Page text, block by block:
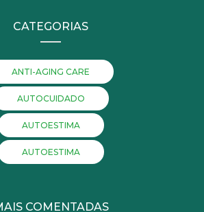
CATEGORIAS
ANTI-AGING CARE
AUTOCUIDADO
AUTOESTIMA
AUTOESTIMA
COMENTADAS